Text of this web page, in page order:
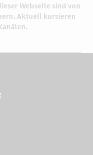
Webseite sind von
Aktuell kursieren